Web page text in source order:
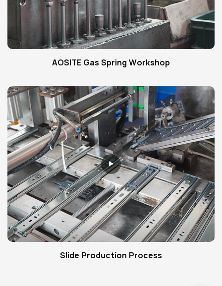
AOSITE Gas Spring Workshop
Slide Production Process